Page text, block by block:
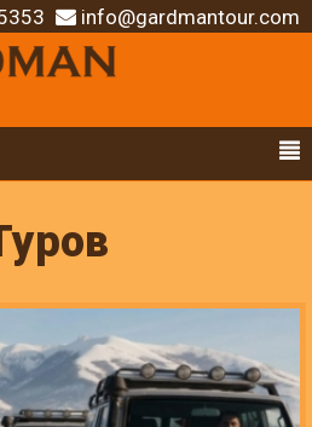
info@gardmantour.com